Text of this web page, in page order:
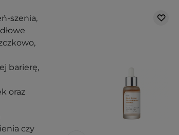
szenia,
barierę,
oraz
czy